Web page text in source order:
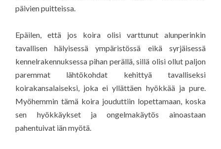
päivien puitteissa.
Epäilen, että jos koira olisi varttunut alunperinkin
tavallisen hälyisessä ympäristössä eikä syrjäisessä
kennelrakennuksessa pihan perällä, sillä olisi ollut paljon
paremmat lähtökohdat kehittyä tavalliseksi
koirakansalaiseksi, joka ei yllättäen hyökkää ja pure.
Myöhemmin tämä koira jouduttiin lopettamaan, koska
sen hyökkäykset ja ongelmakäytös ainoastaan
pahentuivat iän myötä.